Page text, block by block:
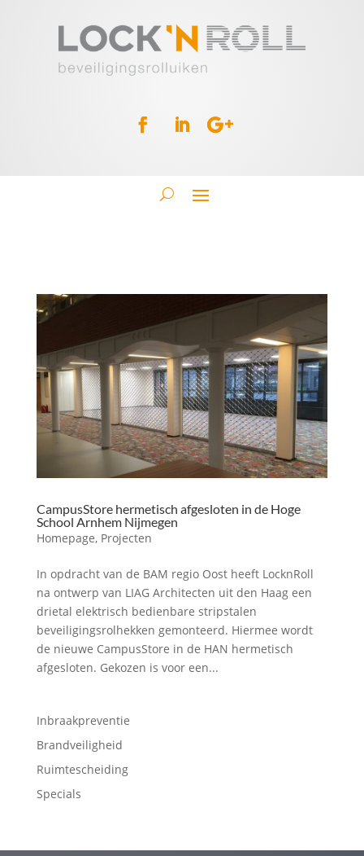
CampusStore hermetisch afgesloten in de Hoge
School Arnhem Nijmegen
Homepage, Projecten
In opdracht van de BAM regio Oost heeft LocknRoll
na ontwerp van LIAG Architecten uit den Haag een
drietal elektrisch bedienbare stripstalen
beveiligingsrolhekken gemonteerd. Hiermee wordt
de nieuwe CampusStore in de HAN hermetisch
afgesloten. Gekozen is voor een...
Inbraakpreventie
Brandveiligheid
Ruimtescheiding
Specials